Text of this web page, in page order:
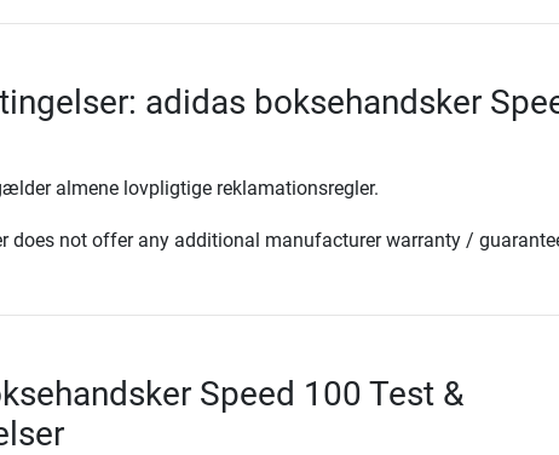
adidas boksehandsker
almene lovpligtige reklamationsregler.
does not offer any additional manufacturer warranty /
Speed 100 Test &